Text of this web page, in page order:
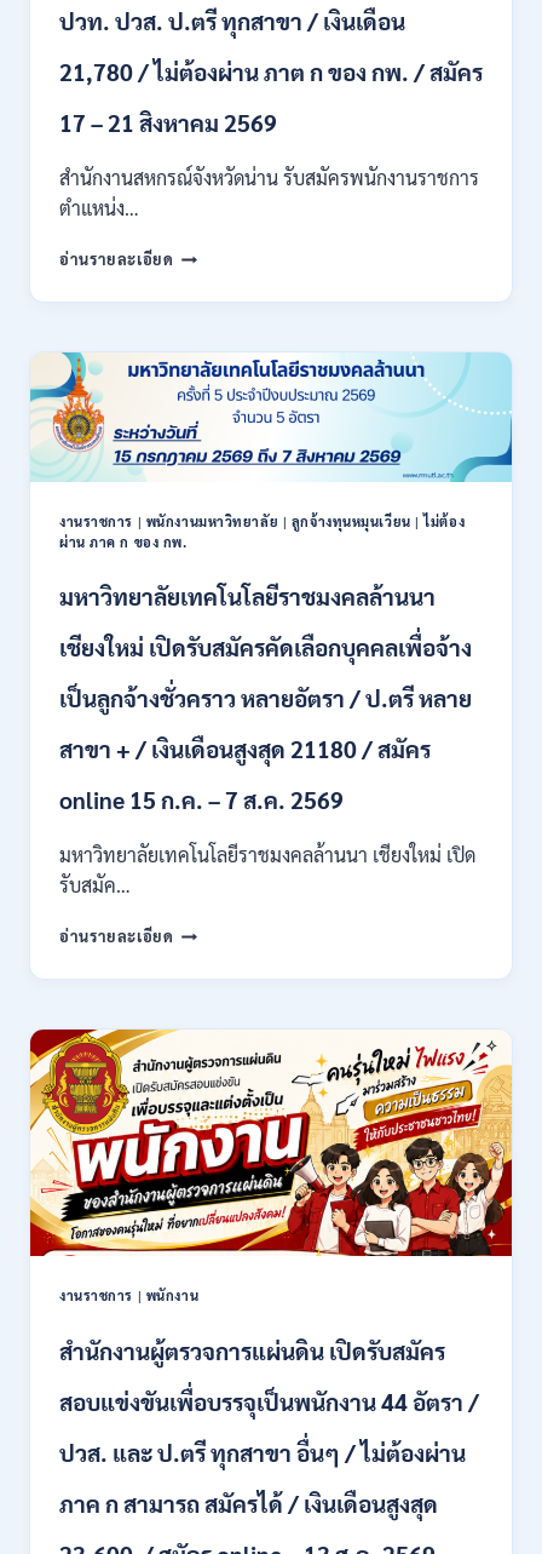
17700
–
71500
/
ต้อง
ภาค
กพ.
สมัคร
17
–
28
สิงหาคม
2569
ปวท. ปวส. ป.ตรี ทุกสาขา / เงินเดือน
21,780 / ไม่ต้องผ่าน ภาต ก ของ กพ. / สมัคร
17 – 21 สิงหาคม 2569
สำนักงานสหกรณ์จังหวัดน่าน รับสมัครพนักงานราชการ
ตำแหน่ง…
อ่านรายละเอียด สำนักงาน
จังหวัด
กรม
ส่ง
เสริม
สหกรณ์
เปิด
รับ
พนักงาน
ราชการ
ปวท.
ป.ตรี
สาขา
/
เงิน
เดือน
/
ต้อง
ก
กพ.
สมัคร
17
–
21
สิงหาคม
2569
งานราชการ | พนักงานมหาวิทยาลัย | ลูกจ้างทุนหมุนเวียน |ไม่ต้อง
ผ่าน ภาค ก ของ กพ.
มหาวิทยาลัยเทคโนโลยีราชมงคลล้านนา
เชียงใหม่ เปิดรับสมัครคัดเลือกบุคคลเพื่อจ้าง
เป็นลูกจ้างชั่วคราว หลายอัตรา / ป.ตรี หลาย
สาขา + / เงินเดือนสูงสุด 21180 / สมัคร
online 15 ก.ค. – 7 ส.ค. 2569
มหาวิทยาลัยเทคโนโลยีราชมงคลล้านนา เชียงใหม่ เปิด
รับสมัค…
อ่านรายละเอียด มหาวิทยาลัย
ราช
ล้าน
เชียงใหม่
เปิด
รับ
สมัคร
คัด
เลือก
บุคคล
เพื่อ
เป็น
หลาย
อัตรา
/
ป.ตรี
หลาย
+
งานราชการ | พนักงาน
สำนักงานผู้ตรวจการแผ่นดิน เปิดรับสมัคร
สอบแข่งขันเพื่อบรรจุเป็นพนักงาน 44 อัตรา /
ปวส. และ ป.ตรี ทุกสาขา อื่นๆ / ไม่ต้องผ่าน
ภาค ก สามารถ สมัครได้ / เงินเดือนสูงสุด